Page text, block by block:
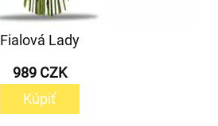
Fialová Lady
989 CZK
Kúpiť